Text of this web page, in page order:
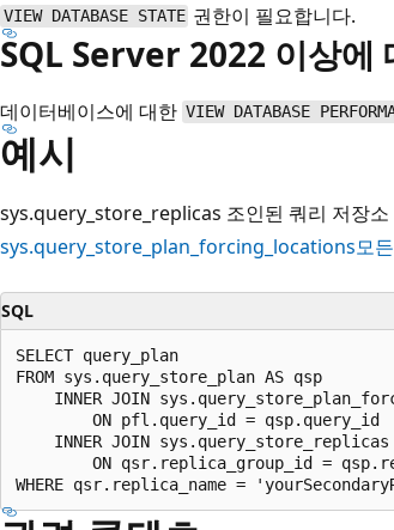
VIEW DATABASE STATE 권한이 필요합니다.
SQL Server 2022 이상에
데이터베이스에 대한 VIEW DATABASE
예시
sys.query_store_replicas 조인된 쿼리 저장소
sys.query_store_plan_forcing_locations모
SQL
SELECT query_plan
FROM sys.query_store_plan AS qsp
INNER JOIN
        ON pfl.query_id = qsp.query_id
INNER JOIN sys.query_store_replicas
ON qsr.replica_group_id =